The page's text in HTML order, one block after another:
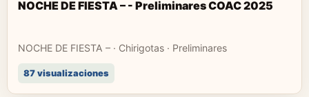
NOCHE DE FIESTA – - Preliminares COAC 2025
NOCHE DE FIESTA – · Chirigotas · Preliminares
87 visualizaciones